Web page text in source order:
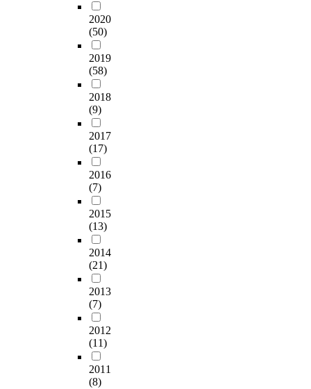
2020
(50)
2019
(58)
2018
(9)
2017
(17)
2016
(7)
2015
(13)
2014
(21)
2013
(7)
2012
(11)
2011
(8)